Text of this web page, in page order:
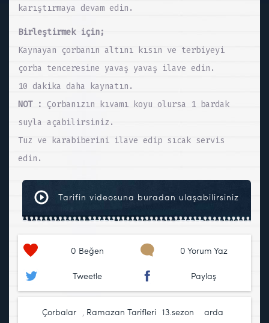
karıştırmaya devam edin.
Birleştirmek için;
Kaynayan çorbanın altını kısın ve terbiyeyi
çorba tenceresine yavaş yavaş ilave edin.
10 dakika daha kaynatın.
NOT : Çorbanızın kıvamı koyu olursa 1 bardak
suyla açabilirsiniz.
Tuz ve karabiberini ilave edip sıcak servis
edin.
Tarifin videosuna buradan ulaşabilirsiniz
0 Beğen 0 Yorum Yaz
Tweetle Paylaş
Çorbalar Ramazan Tarifleri 13.sezon
arda